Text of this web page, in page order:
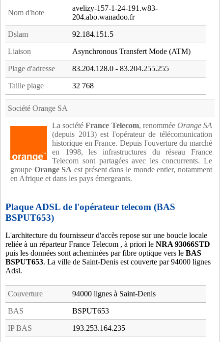
Nom d'hote
avelizy-157-1-24-191.w83-
204.abo.wanadoo.fr
Dslam 92.184.151.5
Liaison Asynchronous Transfert Mode (ATM)
Plage d'adresse 83.204.128.0 - 83.204.255.255
Taille plage 32 768
Société Orange SA
La sociétéFrance Telecom, renommée Orange SA
(depuis 2013) est l'opérateur de télécomunication
historique en France. Depuis l'ouverture du marché
en 1998, les infrastructures du réseau France
Telecom sont partagées avec les concurrents. Le
groupe Orange SA est présent dans le monde entier, notamment
en Afrique et dans les pays émergeants.
Plaque ADSL de l'opérateur telecom (BAS
BSPUT653)
L'architecture du fournisseur d'accès repose sur une boucle locale
reliée à un réparteur France Telecom , à priori le NRA 93066STD
puis les données sont acheminées par fibre optique vers le BAS
BSPUT653. La ville de Saint-Denis est couverte par 94000 lignes
Adsl.
Couverture 94000 lignes à Saint-Denis
BAS BSPUT653
IP BAS 193.253.164.235